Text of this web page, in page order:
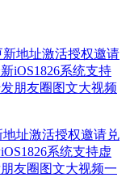
地址激活授权邀请兑
系统支持虚
友圈图文大视频一